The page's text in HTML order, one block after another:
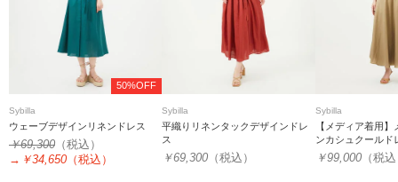
50%OFF
Sybilla
ウェーブデザインリネンドレス
￥69,300 （税込）
→ ￥34,650 （税込）
Sybilla
平織りリネンタックデザインドレ
ス
￥69,300 （税込）
Sybilla
【メディア着用
ンカシュクールド
￥99,000（税